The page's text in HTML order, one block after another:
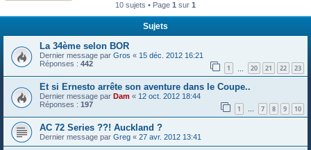
10 sujets • Page 1 sur 1
Sujets
La 34ème selon BOR
Dernier message par Gros « 15 déc. 2012 16:21
Réponses : 442 1 20 21 22 23
Et si Ernesto arrête son aventure dans le Coupe..
Dernier message par Dam « 12 oct. 2012 18:44
Réponses : 197 1 … 7 8 9 10
AC 72 Series ??! Auckland ?
Dernier message par Greg « 27 avr. 2012 13:41